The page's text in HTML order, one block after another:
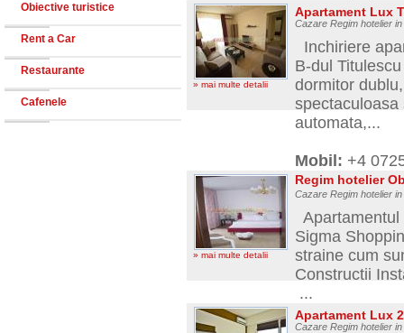
Obiective turistice
Rent a Car
Restaurante
Cafenele
» mai multe detalii
Apartament Lux
Cazare Regim hotelier
Inchiriere
B-dul
dormitor
automata,...
Mobil: +4
» mai multe detalii
Regim hotelier
Cazare Regim hotelier
Sigma
straine cum
Constructii
...
Apartament Lux
Cazare Regim hotelier